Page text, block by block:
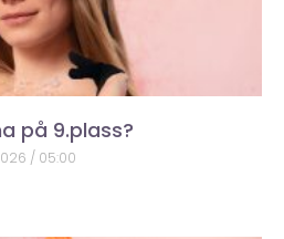
på 9.plass?
05:00